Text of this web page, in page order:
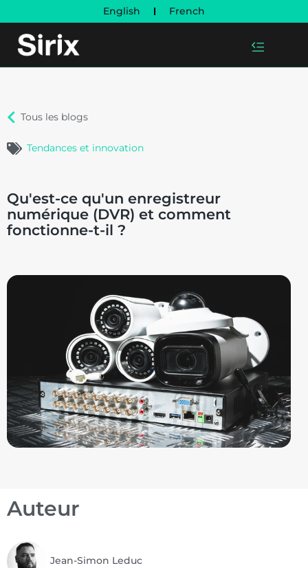
English French
Tous les blogs
Tendances et innovation
Qu'est-ce qu'un enregistreur
numérique (DVR) et comment
fonctionne-t-il ?
Auteur
Jean-Simon Leduc